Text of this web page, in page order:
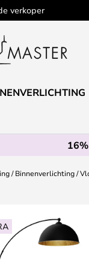
verkoper
Binnenverlichting